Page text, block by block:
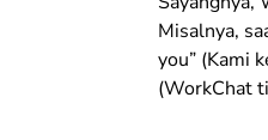
Misalnya,
you” (Kami
(WorkChat